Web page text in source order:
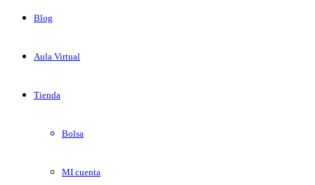
Blog
Aula Virtual
Tienda
Bolsa
MI cuenta